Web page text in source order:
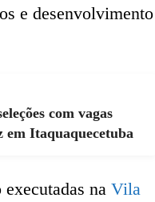
e desenvolvimento
com vagas
em Itaquaquecetuba
na Vila